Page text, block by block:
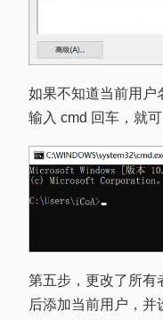
如果不知道当前用户
输入 cmd 回车，就可
第五步，更改了所
后添加当前用户，并